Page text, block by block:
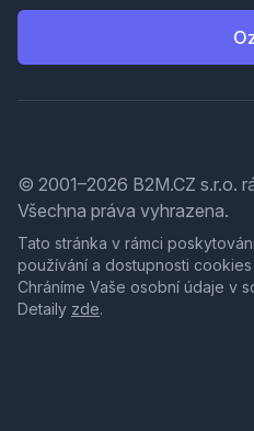
© 2001–2026 B2M.CZ s.r.o.
Všechna práva vyhrazena.
Tato stránka v rámci
používání a dostupnosti
Chráníme Vaše osobní údaje v
Detaily zde.